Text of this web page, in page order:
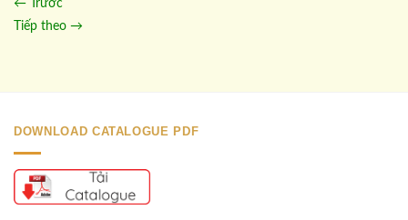
← Trước
Tiếp theo →
DOWNLOAD CATALOGUE PDF